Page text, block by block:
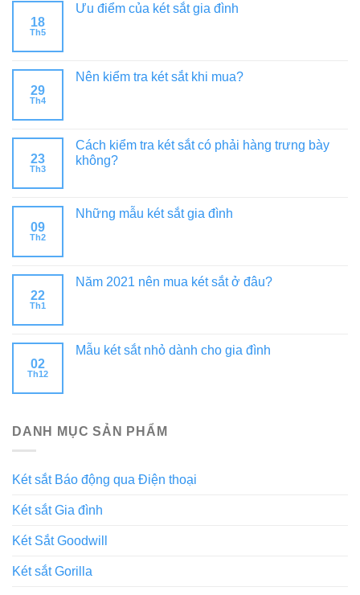
18
Th5
Ưu điểm của két sắt gia đình
29
Th4
Nên kiểm tra két sắt khi mua?
23
Th3
Cách kiểm tra két sắt có phải hàng trưng bày
không?
09
Th2
Những mẫu két sắt gia đình
22
Th1
Năm 2021 nên mua két sắt ở đâu?
02
Th12
Mẫu két sắt nhỏ dành cho gia đình
DANH MỤC SẢN PHẨM
Két sắt Báo động qua Điện thoại
Két sắt Gia đình
Két Sắt Goodwill
Két sắt Gorilla